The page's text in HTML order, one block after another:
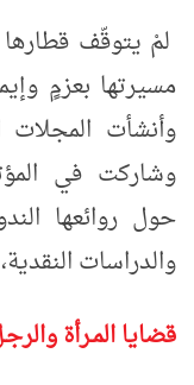
لمْ يتوقّف
مسيرتها بعزمٍ
وأنشأت المجلات
وشاركت في
حول روائعها
والدراسات
قضايا المـرأة